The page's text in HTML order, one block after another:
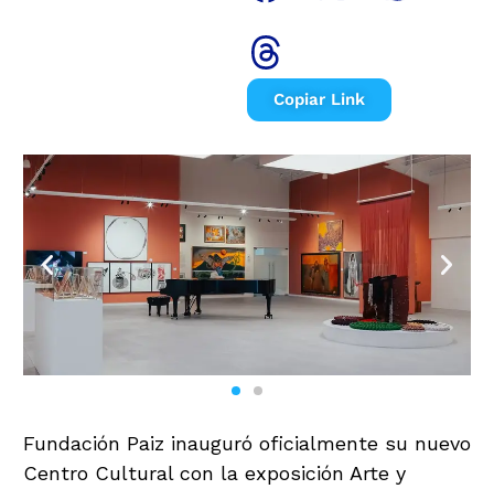
Copiar Link
Fundación Paiz inauguró oficialmente su nuevo
Centro Cultural con la exposición Arte y